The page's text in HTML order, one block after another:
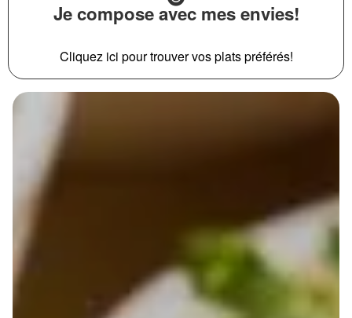
Je compose avec mes envies!
Cliquez ici pour trouver vos plats préférés!